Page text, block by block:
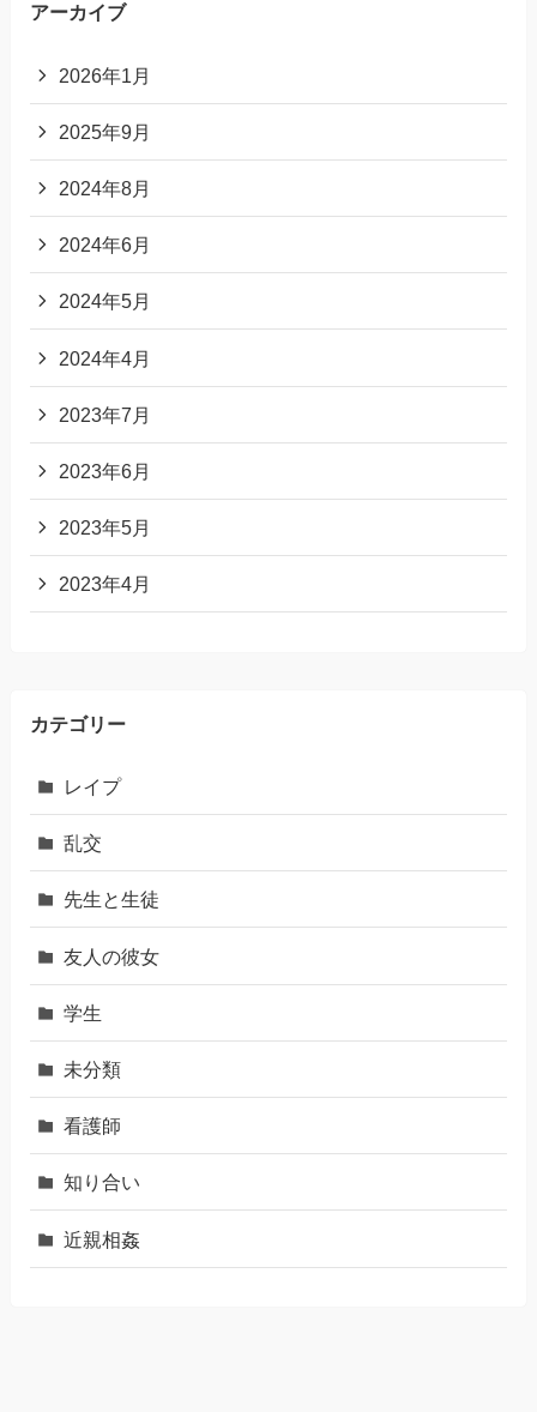
アーカイブ
2026年1月
2025年9月
2024年8月
2024年6月
2024年5月
2024年4月
2023年7月
2023年6月
2023年5月
2023年4月
カテゴリー
レイプ
乱交
先生と生徒
友人の彼女
学生
未分類
看護師
知り合い
近親相姦